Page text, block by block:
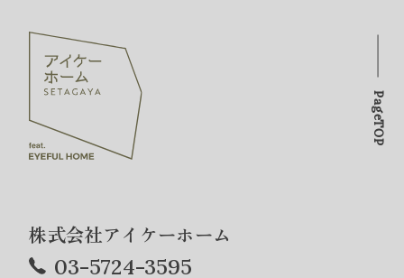
株式会社アイケーホーム
03-5724-3595
PageTOP